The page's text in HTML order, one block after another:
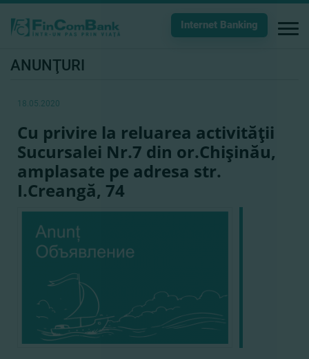
Internet Banking
ANUNŢURI
18.05.2020
Cu privire la reluarea activităţii
Sucursalei Nr.7 din or.Chişinău,
amplasate pe adresa str.
I.Creangă, 74